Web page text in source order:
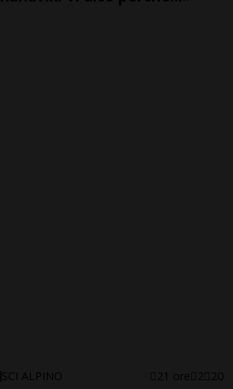
SCI ALPINO 21 ore 2 20